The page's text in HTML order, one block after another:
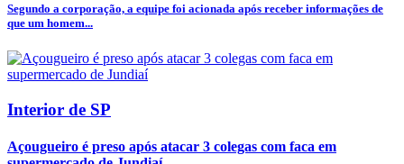
Segundo a corporação, a equipe foi acionada após receber informações de
que um homem...
Interior de SP
Açougueiro é preso após atacar 3 colegas com faca em